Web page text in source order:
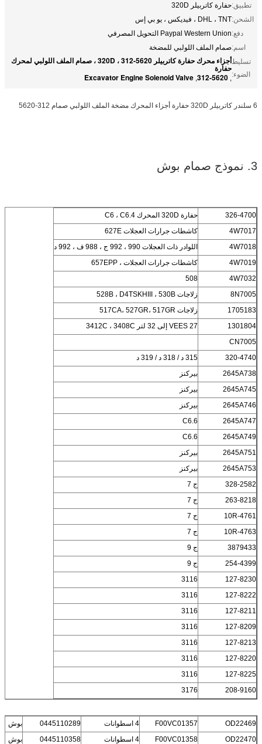
تطبيق:حفارة كاتربيلر 320D
الشحن:DHL ، TNT ، فيديكس ، يو بي إس
دفع:Paypal Western Union التحويل المصرفي
اسم:صمام الملف اللولبي للمضخة
تسليط
الضوء:
أجزاء محرك حفارة كاتربيلر 320D ، 312-5620 ، صمام الملف اللولبي لمحرك
حفارة
,
312-5620
,
Excavator Engine Solenoid Valve
6 سلندر كاتربيلر 320D حفارة أجزاء المحرك مضخة الملف اللولبي صمام 312-5620
3. نموذج صمام بوش
326-4700
حفارة 320D المحرك C6 ، C6.4
4W7017
كاشطات جرارات العجلات 627E
4W7018
اللوادر ذات العجلات 990 ، 992 ج ، 988 ف ، 992 د
4W7019
كاشطات جرارات العجلات ، 657EPP
4W7032
508
8N7005
زلاجات 528B ، D4TSKHIII ، 530B
1705183
زلاجات 517CA، 527GR، 517GR
1301804
VEES 27 إلى 32 لتر 3412C ، 3408C
CN7005
320-4740
315 د / 318 د / 319 د
2645A738
بيركنز
2645A745
بيركنز
2645A746
بيركنز
2645A747
C6.6
2645A749
C6.6
2645A751
بيركنز
2645A753
بيركنز
328-2582
ج 7
263-8218
ج 7
10R-4761
ج 7
10R-4763
ج 7
3879433
ج 9
254-4399
ج 9
127-8230
3116
127-8222
3116
127-8211
3116
127-8209
3116
127-8213
3116
127-8220
3116
127-8225
3116
208-9160
3176
OD22469
F00VC01357 4 اسطوانات 0445110289
بوش
OD22470
F00VC01358 4 اسطوانات 0445110358 بوش